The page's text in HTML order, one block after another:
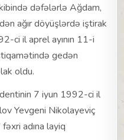
dəfələrlə Ağdam,
ağır döyüşlərdə iştirak
ci il aprel ayının 11-i
gedən
oldu.
7 iyun 1992-ci il
Yevgeni Nikolayeviç
fəxri adına layiq